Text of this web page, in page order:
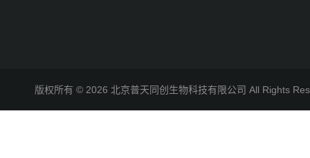
版权所有 © 2026 北京普天同创生物科技有限公司 All Rights